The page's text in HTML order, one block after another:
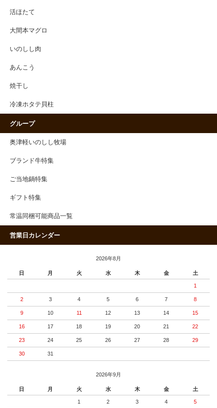
活ほたて
大間本マグロ
いのしし肉
あんこう
焼干し
冷凍ホタテ貝柱
グループ
奥津軽いのしし牧場
ブランド牛特集
ご当地鍋特集
ギフト特集
常温同梱可能商品一覧
営業日カレンダー
2026年8月
日 月 火 水 木 金 土
1
2 3 4 5 6 7 8
9 10 11 12 13 14 15
16 17 18 19 20 21 22
23 24 25 26 27 28 29
30 31
2026年9月
日 月 火 水 木 金 土
1 2 3 4 5